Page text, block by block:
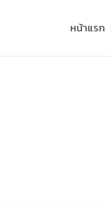
หน้าแรก